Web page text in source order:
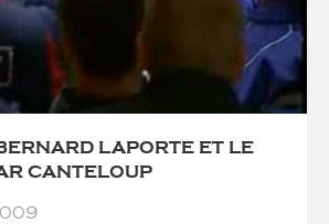
LAPORTE ET LE
CANTELOUP